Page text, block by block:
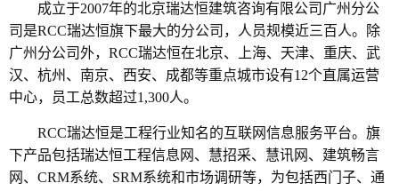
成立于2007年的北京瑞达恒建筑咨询有限公司广州分公
司是RCC瑞达恒旗下最大的分公司，人员规模近三百人。除
广州分公司外，RCC瑞达恒在北京、上海、天津、重庆、武
汉、杭州、南京、西安、成都等重点城市设有12个直属运营
中心，员工总数超过1,300人。
RCC瑞达恒是工程行业知名的互联网信息服务平台。旗
下产品包括瑞达恒工程信息网、慧招采、慧讯网、建筑畅言
网、CRM系统、SRM系统和市场调研等，为包括西门子、通